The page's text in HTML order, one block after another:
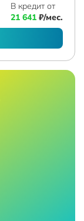
В кредит от
21 641 ₽/мес.